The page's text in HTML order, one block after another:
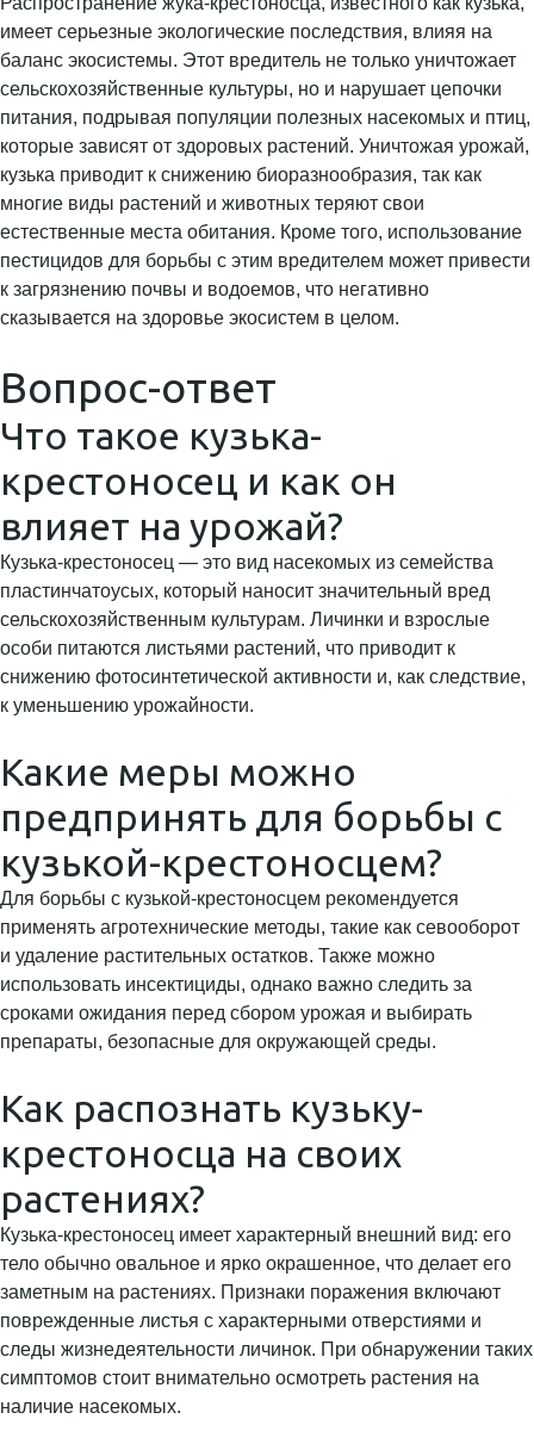
имеет серьезные экологические последствия, влияя на
баланс экосистемы. Этот вредитель не только уничтожает
сельскохозяйственные культуры, но и нарушает цепочки
питания, подрывая популяции полезных насекомых и птиц,
которые зависят от здоровых растений. Уничтожая урожай,
кузька приводит к снижению биоразнообразия, так как
многие виды растений и животных теряют свои
естественные места обитания. Кроме того, использование
пестицидов для борьбы с этим вредителем может привести
к загрязнению почвы и водоемов, что негативно
сказывается на здоровье экосистем в целом.
Вопрос-ответ
Что такое кузька-
крестоносец и как он
влияет на урожай?
Кузька-крестоносец — это вид насекомых из семейства
пластинчатоусых, который наносит значительный вред
сельскохозяйственным культурам. Личинки и взрослые
особи питаются листьями растений, что приводит к
снижению фотосинтетической активности и, как следствие,
к уменьшению урожайности.
Какие меры можно
предпринять для борьбы с
кузькой-крестоносцем?
Для борьбы с кузькой-крестоносцем рекомендуется
применять агротехнические методы, такие как севооборот
и удаление растительных остатков. Также можно
использовать инсектициды, однако важно следить за
сроками ожидания перед сбором урожая и выбирать
препараты, безопасные для окружающей среды.
Как распознать кузьку-
крестоносца на своих
растениях?
Кузька-крестоносец имеет характерный внешний вид: его
тело обычно овальное и ярко окрашенное, что делает его
заметным на растениях. Признаки поражения включают
поврежденные листья с характерными отверстиями и
следы жизнедеятельности личинок. При обнаружении таких
симптомов стоит внимательно осмотреть растения на
наличие насекомых.